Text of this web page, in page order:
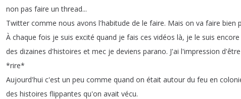
non pas faire un thread...
Twitter comme nous avons l'habitude de le faire. Mais on va faire bien
À chaque fois je suis excité quand je fais ces vidéos là, je le suis encore
des dizaines d'histoires et mec je deviens parano. J'ai l'impression d'être
*rire*
Aujourd'hui c'est un peu comme quand on était autour du feu en
des histoires flippantes qu'on avait vécu.